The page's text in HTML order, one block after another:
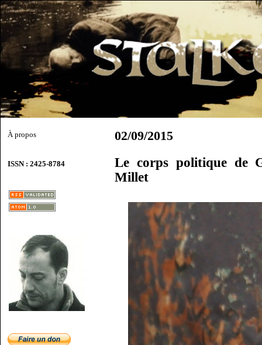
À propos
ISSN : 2425-8784
02/09/2015
Le corps politique de
Millet